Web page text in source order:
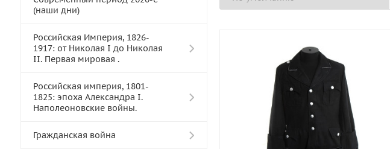
(наши дни)
Российская Империя, 1826-
1917: от Николая I до Николая
II. Первая мировая .
Российская империя, 1801-
1825: эпоха Александра I.
Наполеоновские войны.
Гражданская война